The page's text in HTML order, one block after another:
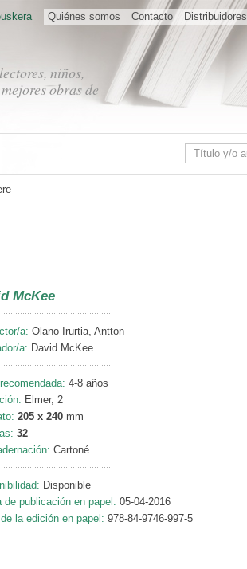
niños,
obras de
Quiénes somos Contacto Distribuidores
McKee
a: Olano Irurtia, Antton
a: David McKee
4-8 años
Elmer, 2
205 x 240 mm
32
Cartoné
Disponible
de publicación en papel: 05-04-2016
de la edición en papel: 978-84-9746-997-5